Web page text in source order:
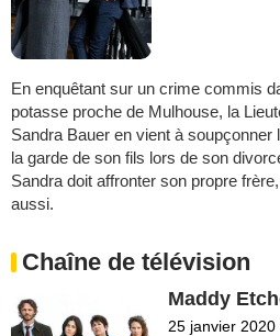
En enquêtant sur un crime commis
potasse proche de Mulhouse, la
Sandra Bauer en vient à soupçonner
la garde de son fils lors de son
Sandra doit affronter son propre
aussi.
Chaîne de télévision
Maddy
25 janvier 2020